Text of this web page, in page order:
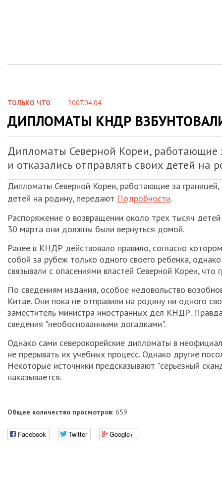
ТОЛЬКО ЧТО 2007.04.04
ДИПЛОМАТЫ КНДР
Дипломаты Северной Кореи, работающие
и отказались отправлять своих детей на
Дипломаты Северной Кореи, работающие за
детей на родину, передают Подробности.
Распоряжение о возвращении около трех тысяч
30 марта они должны были вернуться домой.
Ранее в КНДР действовало правило, согласно
собой за рубеж только одного своего ребенка,
связывали с опасениями властей Северной Кореи,
По сведениям издания, особое недовольство
Китае. Они пока не отправили на родину ни одного
заместитель министра иностранных дел КНДР.
сведения "необоснованными догадками".
Однако сами северокорейские дипломаты в
не прерывать их учебных процесс. Однако другие
Некоторые источники предсказывают "серьезный
наказывается.
Общее количество просмотров: 659
Facebook Twitter Google+